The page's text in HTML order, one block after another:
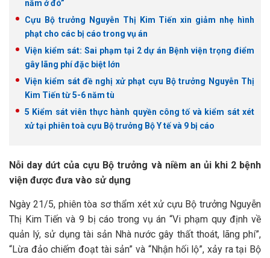
nằm ở đó”
Cựu Bộ trưởng Nguyễn Thị Kim Tiến xin giảm nhẹ hình
phạt cho các bị cáo trong vụ án
Viện kiểm sát: Sai phạm tại 2 dự án Bệnh viện trọng điểm
gây lãng phí đặc biệt lớn
Viện kiểm sát đề nghị xử phạt cựu Bộ trưởng Nguyễn Thị
Kim Tiến từ 5-6 năm tù
5 Kiểm sát viên thực hành quyền công tố và kiểm sát xét
xử tại phiên toà cựu Bộ trưởng Bộ Y tế và 9 bị cáo
Nỗi day dứt của cựu Bộ trưởng và niềm an ủi khi 2 bệnh
viện được đưa vào sử dụng
Ngày 21/5, phiên tòa sơ thẩm xét xử cựu Bộ trưởng Nguyễn
Thị Kim Tiến và 9 bị cáo trong vụ án “Vi phạm quy định về
quản lý, sử dụng tài sản Nhà nước gây thất thoát, lãng phí”,
“Lừa đảo chiếm đoạt tài sản” và “Nhận hối lộ”, xảy ra tại Bộ